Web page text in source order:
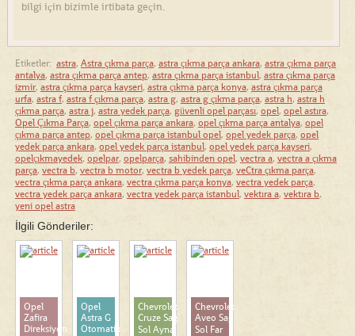
bilgi için bizimle irtibata geçin.
Etiketler: astra, Astra çıkma parça, astra çıkma parça ankara, astra çıkma parça
antalya, astra çıkma parça antep, astra çıkma parça istanbul, astra çıkma parça
izmir, astra çıkma parça kayseri, astra çıkma parça konya, astra çıkma parça
urfa, astra f, astra f çıkma parça, astra g, astra g çıkma parça, astra h, astra h
çıkma parça, astra j, astra yedek parça, güvenli opel parçası, opel, opel astıra,
Opel Çıkma Parça, opel çıkma parça ankara, opel çıkma parça antalya, opel
çıkma parça antep, opel çıkma parça istanbul opel, opel yedek parça, opel
yedek parça ankara, opel yedek parça istanbul, opel yedek parça kayseri,
opelçıkmayedek, opelpar, opelparça, sahibinden opel, vectra a, vectra a çıkma
parça, vectra b, vectra b motor, vectra b yedek parça, veCtra çıkma parça,
vectra çıkma parça ankara, vectra çıkma parça konya, vectra yedek parça,
vectra yedek parça ankara, vectra yedek parça istanbul, vektıra a, vektıra b,
yeni opel astra
İlgili Gönderiler:
Opel
Zafira
Direksiyon
Opel
Astra G
Otomatik
Chevrolet
Cruze Sağ
Sol Ayna
Chevrolet
Aveo Sağ
Sol Far